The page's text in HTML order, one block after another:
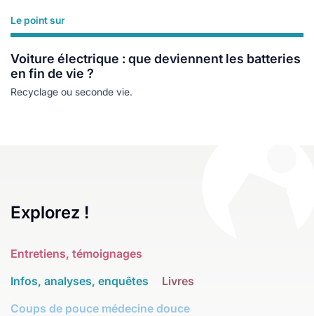
Le point sur
Voiture électrique : que deviennent les batteries
en fin de vie ?
Recyclage ou seconde vie.
Lire plus
Explorez !
Entretiens, témoignages
Infos, analyses, enquêtes
Livres
Coups de pouce médecine douce